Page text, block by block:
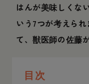
はんが美味しくな
いう7つが考えら
て、獣医師の佐藤
目次